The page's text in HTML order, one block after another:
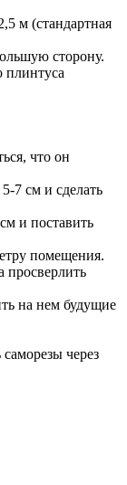
м (стандартная
сторону.
плинтуса
что он
7 см и сделать
и поставить
помещения.
просверлить
на нем будущие
через